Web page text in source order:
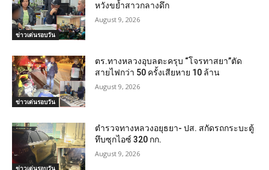
ข่าวเด่นรอบวัน
หวังขย้ำสาวกลางดึก
August 9, 2026
ข่าวเด่นรอบวัน
ตร.ทางหลวงอุบลตะครุบ “โจรทาสยา”ตัด
สายไฟกว่า 50 ครั้งเสียหาย 10 ล้าน
August 9, 2026
ตำรวจทางหลวงอยุธยา- ปส. สกัดรถกระบะตู้
ทึบซุกไอซ์ 320 กก.
August 9, 2026